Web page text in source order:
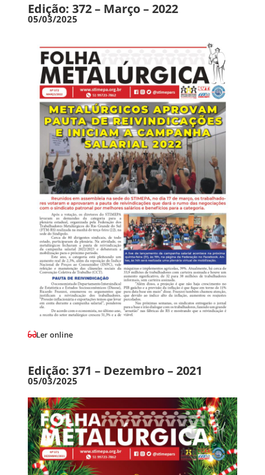
Edição: 372 – Março – 2022
05/03/2025
Ler online
Edição: 371 – Dezembro – 2021
05/03/2025